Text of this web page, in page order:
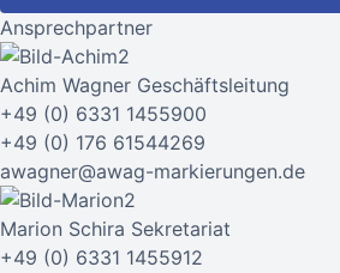
Ansprechpartner
Achim Wagner Geschäftsleitung
+49 (0) 6331 1455900
+49 (0) 176 61544269
awagner@awag-markierungen.de
Marion Schira Sekretariat
+49 (0) 6331 1455912